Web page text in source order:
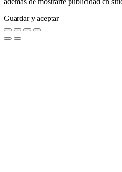
además de mostrarte publicidad en
Guardar y aceptar